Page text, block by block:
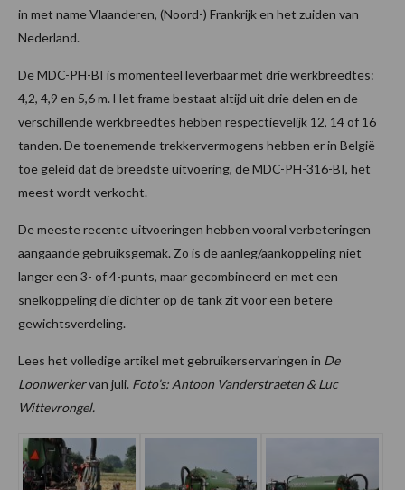
in met name Vlaanderen, (Noord-) Frankrijk en het zuiden van
Nederland.
De MDC-PH-BI is momenteel leverbaar met drie werkbreedtes:
4,2, 4,9 en 5,6 m. Het frame bestaat altijd uit drie delen en de
verschillende werkbreedtes hebben respectievelijk 12, 14 of 16
tanden. De toenemende trekkervermogens hebben er in België
toe geleid dat de breedste uitvoering, de MDC-PH-316-BI, het
meest wordt verkocht.
De meeste recente uitvoeringen hebben vooral verbeteringen
aangaande gebruiksgemak. Zo is de aanleg/aankoppeling niet
langer een 3- of 4-punts, maar gecombineerd en met een
snelkoppeling die dichter op de tank zit voor een betere
gewichtsverdeling.
Lees het volledige artikel met gebruikerservaringen in De
Loonwerkervan juli. Foto’s: Antoon Vanderstraeten & Luc
Wittevrongel.